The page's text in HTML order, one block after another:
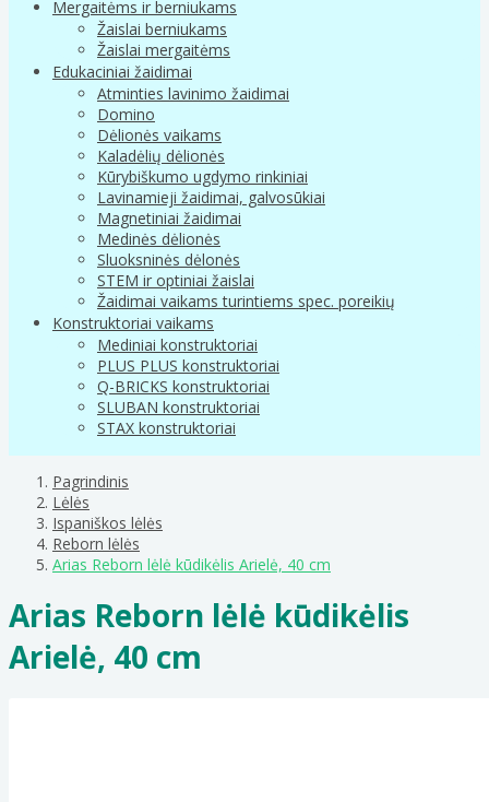
Mergaitėms ir berniukams
Žaislai berniukams
Žaislai mergaitėms
Edukaciniai žaidimai
Atminties lavinimo žaidimai
Domino
Dėlionės vaikams
Kaladėlių dėlionės
Kūrybiškumo ugdymo rinkiniai
Lavinamieji žaidimai, galvosūkiai
Magnetiniai žaidimai
Medinės dėlionės
Sluoksninės dėlonės
STEM ir optiniai žaislai
Žaidimai vaikams turintiems spec. poreikių
Konstruktoriai vaikams
Mediniai konstruktoriai
PLUS PLUS konstruktoriai
Q-BRICKS konstruktoriai
SLUBAN konstruktoriai
STAX konstruktoriai
Pagrindinis
Lėlės
Ispaniškos lėlės
Reborn lėlės
Arias Reborn lėlė kūdikėlis Arielė, 40 cm
Arias Reborn lėlė kūdikėlis
Arielė, 40 cm